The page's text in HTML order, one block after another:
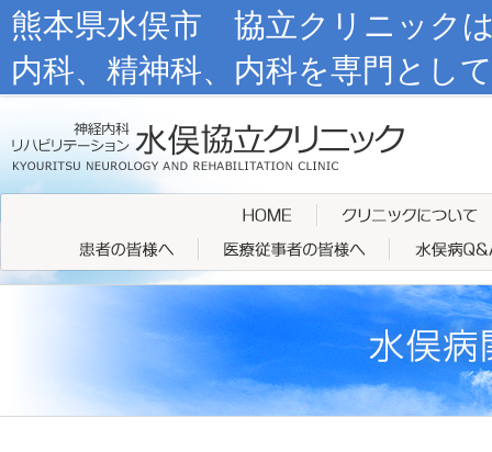
熊本県水俣市 協立クリニック
内科、精神科、内科を専門とし